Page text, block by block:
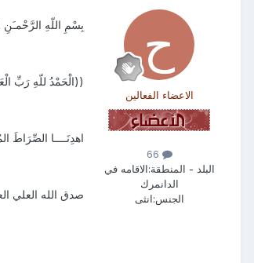
الاعضاء الفعالين
البلد - المنطقة:الاقامه في
الدانمرك
الجنس:انثى
بِسْمِ اللّهِ الرَّحْمـَنِ
((الْحَمْدُ للّهِ رَبِّ
اهدِنَــــا
صدق الله العلي